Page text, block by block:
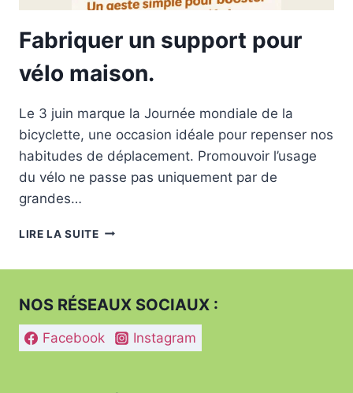
Fabriquer un support pour
vélo maison.
Le 3 juin marque la Journée mondiale de la
bicyclette, une occasion idéale pour repenser nos
habitudes de déplacement. Promouvoir l’usage
du vélo ne passe pas uniquement par de
grandes…
LIRE LA SUITEFABRIQUER
VÉLO
MAISON.
NOS RÉSEAUX SOCIAUX :
Facebook Instagram